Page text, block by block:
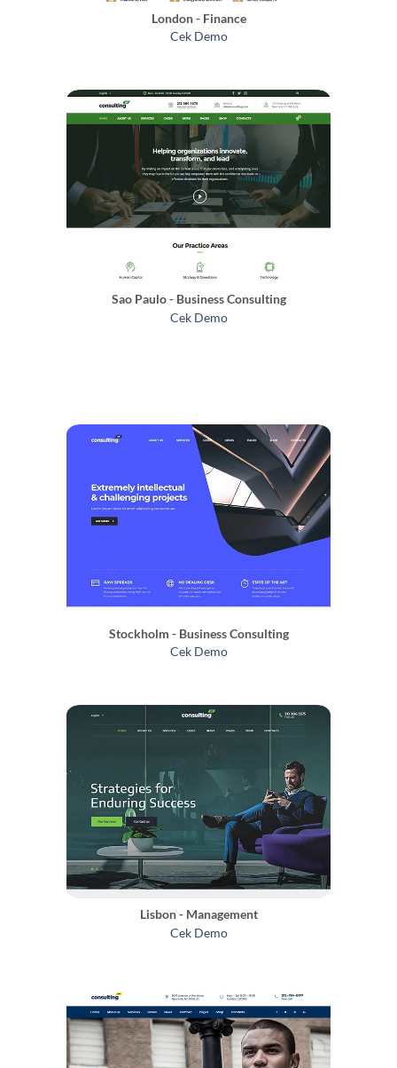
London - Finance
Cek Demo
Sao Paulo - Business Consulting
Cek Demo
Stockholm - Business Consulting
Cek Demo
Lisbon - Management
Cek Demo